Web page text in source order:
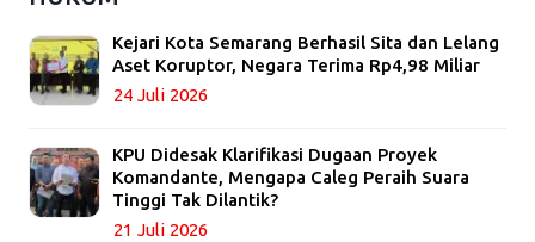
Kejari Kota Semarang Berhasil Sita dan Lelang
Aset Koruptor, Negara Terima Rp4,98 Miliar
24 Juli 2026
KPU Didesak Klarifikasi Dugaan Proyek
Komandante, Mengapa Caleg Peraih Suara
Tinggi Tak Dilantik?
21 Juli 2026